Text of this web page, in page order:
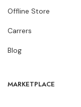
Offline Store
Carrers
Blog
MARKETPLACE